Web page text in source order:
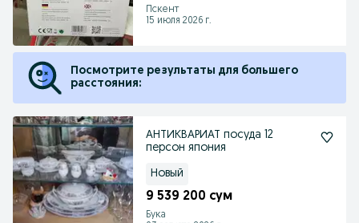
Пскент
15 июля 2026 г.
Посмотрите результаты для большего
расстояния:
АНТИКВАРИАТ посуда 12
персон япония
Новый
9 539 200 сум
Бука